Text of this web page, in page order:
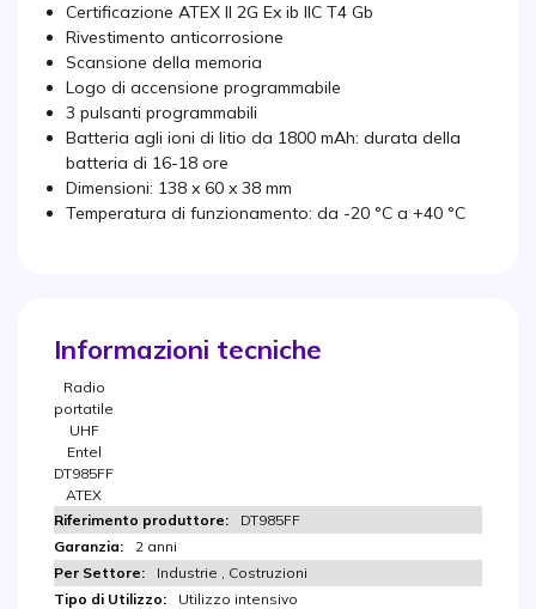
Certificazione ATEX II 2G Ex ib IIC T4 Gb
Rivestimento anticorrosione
Scansione della memoria
Logo di accensione programmabile
3 pulsanti programmabili
Batteria agli ioni di litio da 1800 mAh: durata della
batteria di 16-18 ore
Dimensioni: 138 x 60 x 38 mm
Temperatura di funzionamento: da -20 °C a +40 °C
Informazioni tecniche
Radio
portatile
UHF
Entel
DT985FF
ATEX
DT985FF
2 anni
Industrie , Costruzioni
Utilizzo intensivo